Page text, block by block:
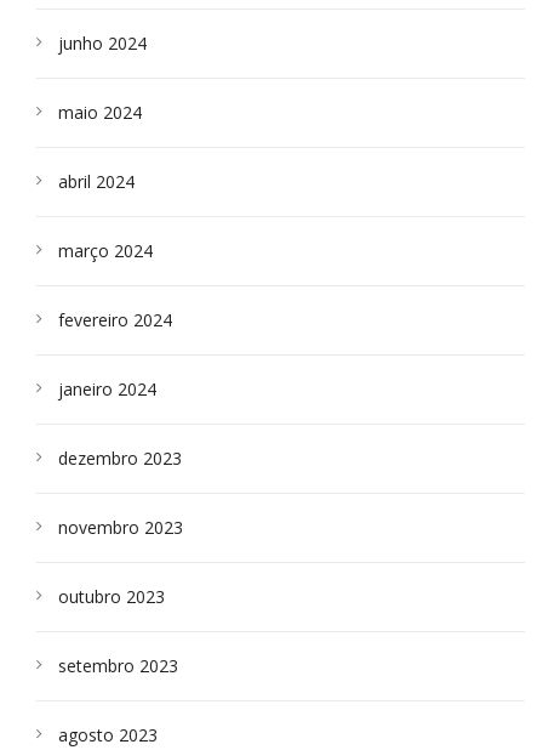
junho 2024
maio 2024
abril 2024
março 2024
fevereiro 2024
janeiro 2024
dezembro 2023
novembro 2023
outubro 2023
setembro 2023
agosto 2023